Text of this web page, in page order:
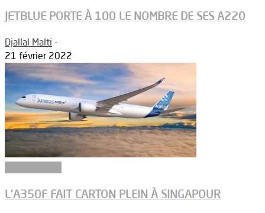
JETBLUE PORTE À 100 LE NOMBRE DE SES A220
Djallal Malti -
21 février 2022
L’A350F FAIT CARTON PLEIN À SINGAPOUR